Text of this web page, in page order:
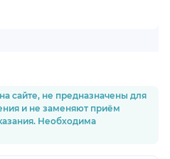
сайте, не предназначены для
и не заменяют приём
Необходима